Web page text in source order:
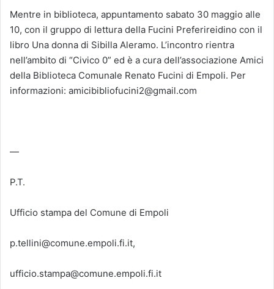
Mentre in biblioteca, appuntamento sabato 30 maggio alle
10, con il gruppo di lettura della Fucini Preferireidino con il
libro Una donna di Sibilla Aleramo. L’incontro rientra
nell’ambito di “Civico 0” ed è a cura dell’associazione Amici
della Biblioteca Comunale Renato Fucini di Empoli. Per
informazioni: amicibibliofucini2@gmail.com
—
P.T.
Ufficio stampa del Comune di Empoli
p.tellini@comune.empoli.fi.it,
ufficio.stampa@comune.empoli.fi.it